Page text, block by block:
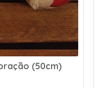
Rocher 24